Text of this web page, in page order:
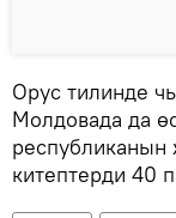
Орус тилинде
Молдовада да
республиканын
китептерди 40